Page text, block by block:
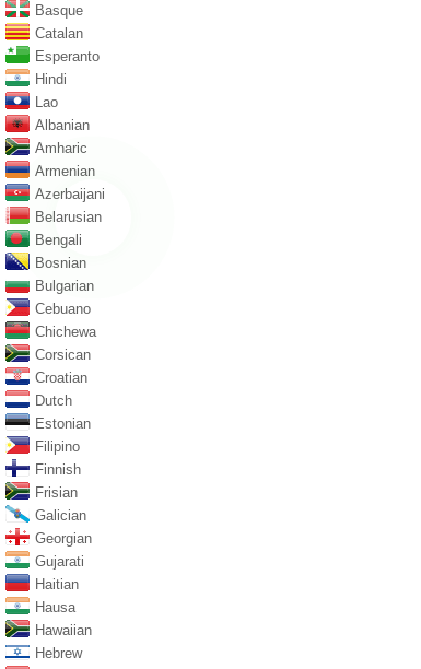
Basque
Catalan
Esperanto
Hindi
Lao
Albanian
Amharic
Armenian
Azerbaijani
Belarusian
Bengali
Bosnian
Bulgarian
Cebuano
Chichewa
Corsican
Croatian
Dutch
Estonian
Filipino
Finnish
Frisian
Galician
Georgian
Gujarati
Haitian
Hausa
Hawaiian
Hebrew